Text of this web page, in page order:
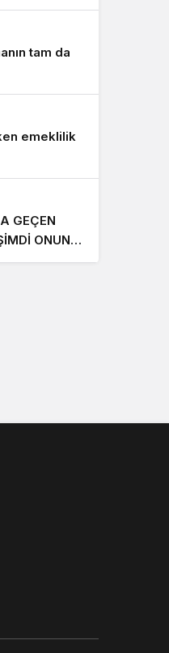
tam da
emeklilik
GEÇEN
ONUN
İNANILMAZ